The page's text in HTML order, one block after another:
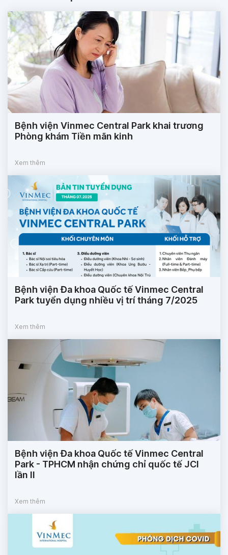
Bệnh viện Vinmec Central Park khai trương
Phòng khám Tiền mãn kinh
Xem thêm
Bệnh viện Đa khoa Quốc tế Vinmec Central
Park tuyển dụng nhiều vị trí tháng 7/2025
Xem thêm
Bệnh viện Đa khoa Quốc tế Vinmec Central
Park - TPHCM nhận chứng chỉ quốc tế JCI
lần II
Xem thêm